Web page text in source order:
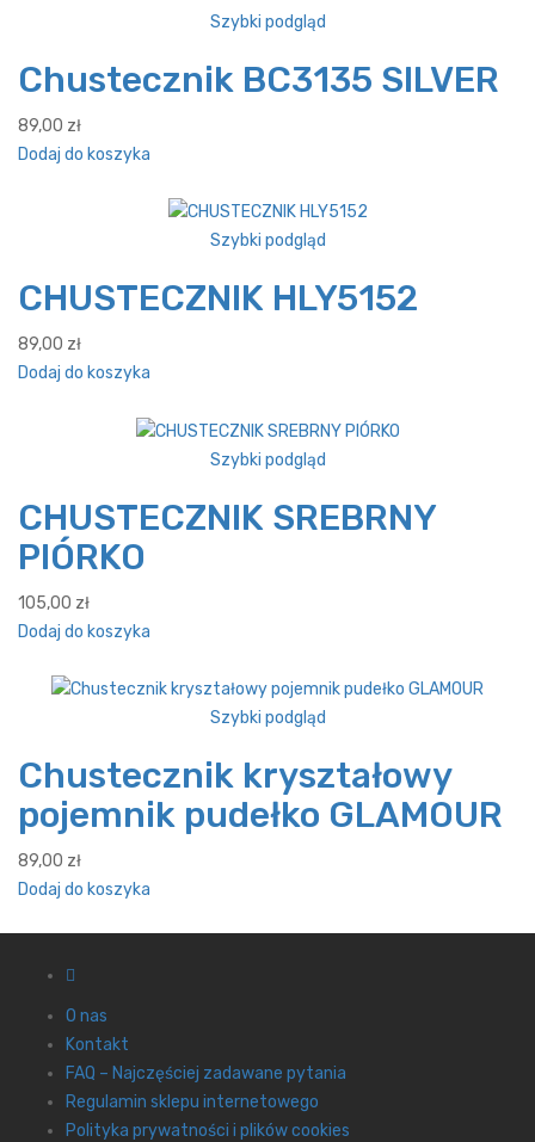
Szybki podgląd
Chustecznik BC3135 SILVER
89,00 zł
Dodaj do koszyka
Szybki podgląd
CHUSTECZNIK HLY5152
89,00 zł
Dodaj do koszyka
Szybki podgląd
CHUSTECZNIK SREBRNY
PIÓRKO
105,00 zł
Dodaj do koszyka
Szybki podgląd
Chustecznik kryształowy
pojemnik pudełko GLAMOUR
89,00 zł
Dodaj do koszyka
O nas
Kontakt
FAQ – Najczęściej zadawane pytania
Regulamin sklepu internetowego
Polityka prywatności i plików cookies